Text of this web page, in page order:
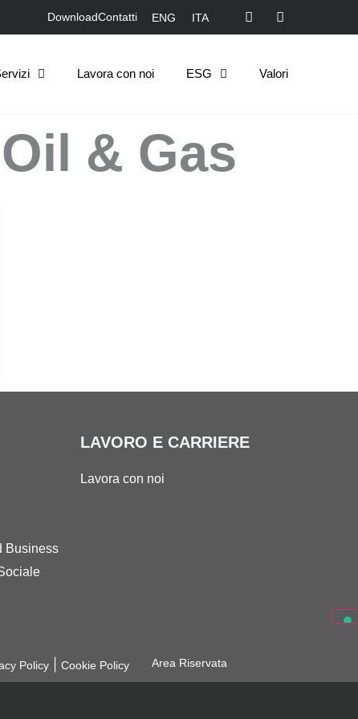
DownloadContatti ENG ITA
Lavora con noi ESG Valori
& Gas
Business
LAVORO E CARRIERE
Lavora con noi
Policy |Cookie Policy Area Riservata